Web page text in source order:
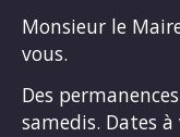
Monsieur le
vous.
Des
samedis. Dates à